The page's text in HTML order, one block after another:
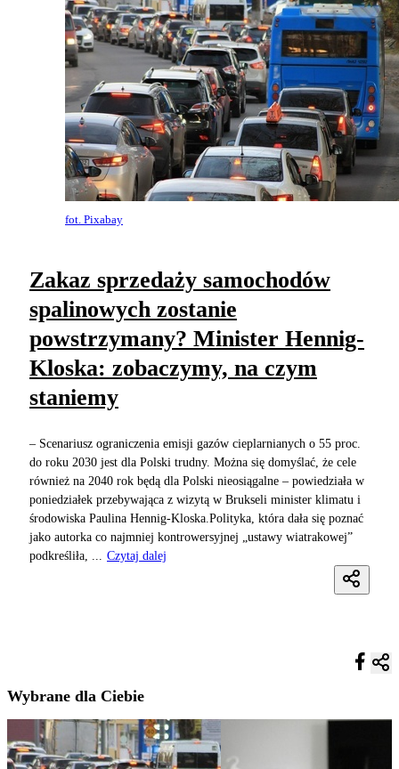
fot. Pixabay
Zakaz sprzedaży samochodów
spalinowych zostanie
powstrzymany? Minister Hennig-
Kloska: zobaczymy, na czym
staniemy
– Scenariusz ograniczenia emisji gazów cieplarnianych o 55 proc.
do roku 2030 jest dla Polski trudny. Można się domyślać, że cele
również na 2040 rok będą dla Polski nieosiągalne – powiedziała w
poniedziałek przebywająca z wizytą w Brukseli minister klimatu i
środowiska Paulina Hennig-Kloska.Polityka, która dała się poznać
jako autorka co najmniej kontrowersyjnej „ustawy wiatrakowej”
podkreśliła, ... Czytaj dalej
Wybrane dla Ciebie